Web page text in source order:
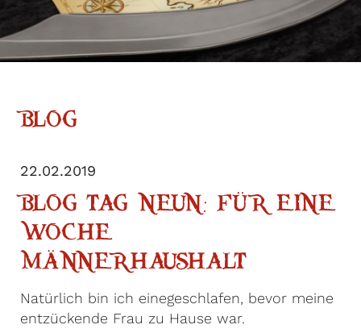
BLOG
22.02.2019
BLOG TAG NEUN: FÜR EINE
WOCHE
MÄNNERHAUSHALT
Natürlich bin ich einegeschlafen, bevor meine
entzückende Frau zu Hause war.